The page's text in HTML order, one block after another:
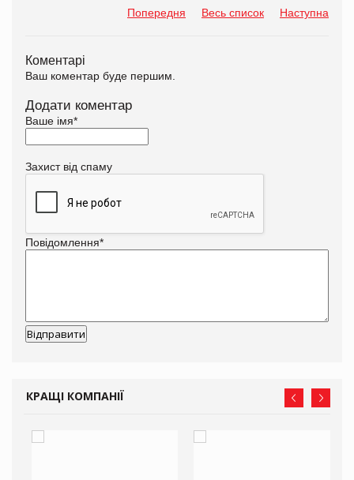
Попередня Весь список Наступна
Коментарі
Ваш коментар буде першим.
Додати коментар
Ваше імя*
Захист від спаму
Повідомлення*
КРАЩІ КОМПАНІЇ